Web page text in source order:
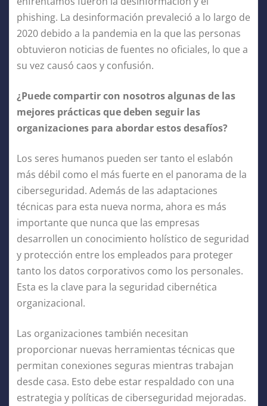
phishing. La desinformación prevaleció a lo largo de
2020 debido a la pandemia en la que las personas
obtuvieron noticias de fuentes no oficiales, lo que a
su vez causó caos y confusión.
¿Puede compartir con nosotros algunas de las
mejores prácticas que deben seguir las
organizaciones para abordar estos desafíos?
Los seres humanos pueden ser tanto el eslabón
más débil como el más fuerte en el panorama de la
ciberseguridad. Además de las adaptaciones
técnicas para esta nueva norma, ahora es más
importante que nunca que las empresas
desarrollen un conocimiento holístico de seguridad
y protección entre los empleados para proteger
tanto los datos corporativos como los personales.
Esta es la clave para la seguridad cibernética
organizacional.
Las organizaciones también necesitan
proporcionar nuevas herramientas técnicas que
permitan conexiones seguras mientras trabajan
desde casa. Esto debe estar respaldado con una
estrategia y políticas de ciberseguridad mejoradas.